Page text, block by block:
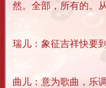
然。全部，所有的。
瑞儿：象征吉祥快要
曲儿：意为歌曲，乐